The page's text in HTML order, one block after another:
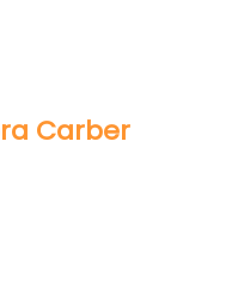
Si desea ver más detalles sobre el marco de fibra Carber